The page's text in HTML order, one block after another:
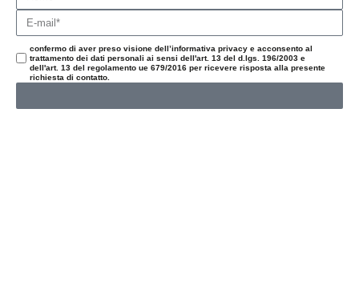
confermo di aver preso visione dell’informativa privacy e acconsento al
trattamento dei dati personali ai sensi dell'art. 13 del d.lgs. 196/2003 e
dell'art. 13 del regolamento ue 679/2016 per ricevere risposta alla presente
richiesta di contatto.